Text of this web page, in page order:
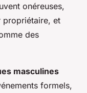
onéreuses,
propriétaire, et
des
masculines
formels,